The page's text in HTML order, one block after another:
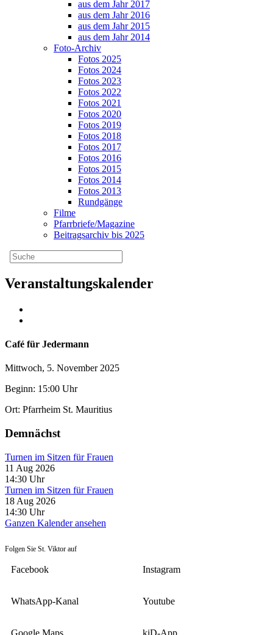
aus dem Jahr 2017
aus dem Jahr 2016
aus dem Jahr 2015
aus dem Jahr 2014
Foto-Archiv
Fotos 2025
Fotos 2024
Fotos 2023
Fotos 2022
Fotos 2021
Fotos 2020
Fotos 2019
Fotos 2018
Fotos 2017
Fotos 2016
Fotos 2015
Fotos 2014
Fotos 2013
Rundgänge
Filme
Pfarrbriefe/Magazine
Beitragsarchiv bis 2025
Veranstaltungskalender
Café für Jedermann
Mittwoch, 5. November 2025
Beginn: 15:00 Uhr
Ort: Pfarrheim St. Mauritius
Demnächst
Turnen im Sitzen für Frauen
11 Aug 2026
14:30 Uhr
Turnen im Sitzen für Frauen
18 Aug 2026
14:30 Uhr
Ganzen Kalender ansehen
Folgen Sie St. Viktor auf
Facebook Instagram
WhatsApp-Kanal Youtube
Google Maps kiD-App